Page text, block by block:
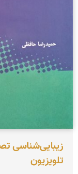
زیبایی‌شناسی
تلویزیون